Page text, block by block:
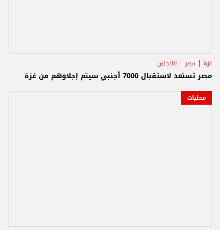
غزة مصر اللاجئين
مصر تستعد لاستقبال 7000 أجنبي سيتم إجلاؤهم من غزة
محليات